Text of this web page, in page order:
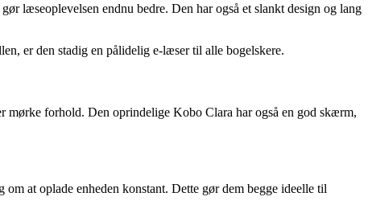
læseoplevelsen endnu bedre. Den har også et slankt design og lang
er den stadig en pålidelig e-læser til alle bogelskere.
mørke forhold. Den oprindelige Kobo Clara har også en god skærm,
at oplade enheden konstant. Dette gør dem begge ideelle til